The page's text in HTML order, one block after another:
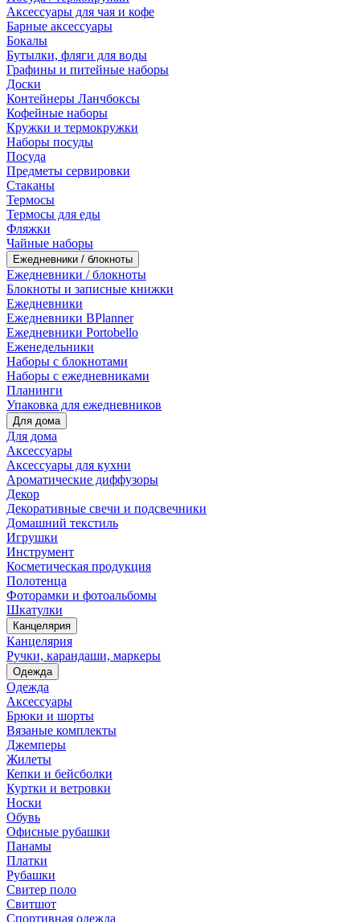
Аксессуары для чая и кофе
Барные аксессуары
Бокалы
Бутылки, фляги для воды
Графины и питейные наборы
Доски
Контейнеры Ланчбоксы
Кофейные наборы
Кружки и термокружки
Наборы посуды
Посуда
Предметы сервировки
Стаканы
Термосы
Термосы для еды
Фляжки
Чайные наборы
Ежедневники / блокноты
Ежедневники / блокноты
Блокноты и записные книжки
Ежедневники
Ежедневники BPlanner
Ежедневники Portobello
Еженедельники
Наборы с блокнотами
Наборы с ежедневниками
Планинги
Упаковка для ежедневников
Для дома
Для дома
Аксессуары
Аксессуары для кухни
Ароматические диффузоры
Декор
Декоративные свечи и подсвечники
Домашний текстиль
Игрушки
Инструмент
Косметическая продукция
Полотенца
Фоторамки и фотоальбомы
Шкатулки
Канцелярия
Канцелярия
Ручки, карандаши, маркеры
Одежда
Одежда
Аксессуары
Брюки и шорты
Вязаные комплекты
Джемперы
Жилеты
Кепки и бейсболки
Куртки и ветровки
Носки
Обувь
Офисные рубашки
Панамы
Платки
Рубашки
Свитер поло
Свитшот
Спортивная одежда